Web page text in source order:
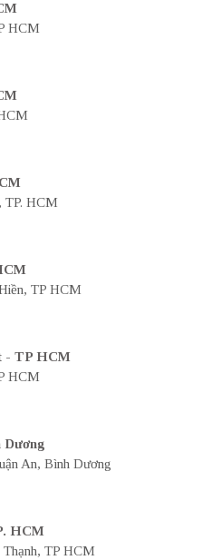
HCM
TP. HCM
TP HCM
- TP HCM
HCM
Dương
An, Bình Dương
HCM
TP HCM